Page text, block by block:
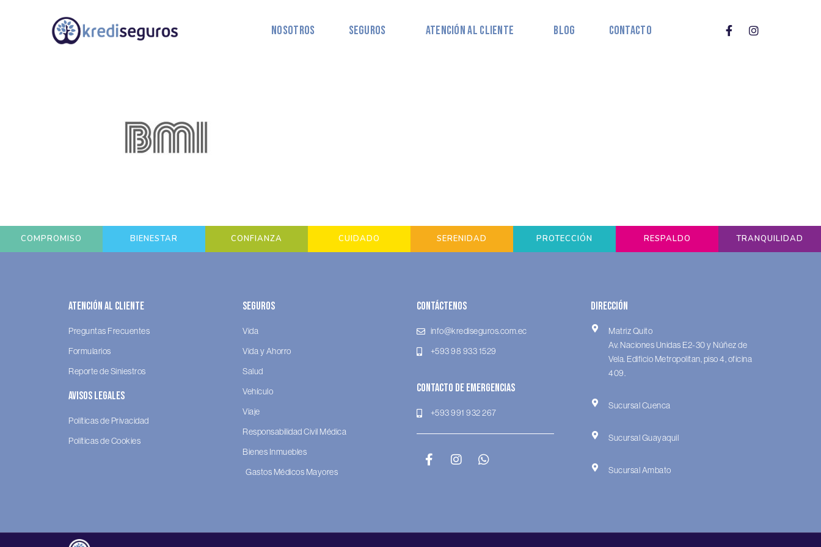
Nosotros Seguros Atención al Cliente Blog Contacto
COMPROMISO BIENESTAR CONFIANZA CUIDADO SERENIDAD PROTECCIÓN RESPALDO TRANQUILIDAD
Atención al Cliente
Preguntas Frecuentes
Formularios
Reporte de Siniestros
Avisos legales
Políticas de Privacidad
Políticas de Cookies
Seguros
Vida
Vida y Ahorro
Salud
Vehículo
Viaje
Responsabilidad Civil Médica
Bienes Inmuebles
Gastos Médicos Mayores
Contáctenos
info@krediseguros.com.ec
+593 98 933 1529
Contacto de Emergencias
+593 991 932 267
Dirección
Matriz Quito
Av. Naciones Unidas E2-30 y Núñez de
Vela. Edificio Metropolitan, piso 4, oficina
409.
Sucursal Cuenca
Sucursal Guayaquil
Sucursal Ambato